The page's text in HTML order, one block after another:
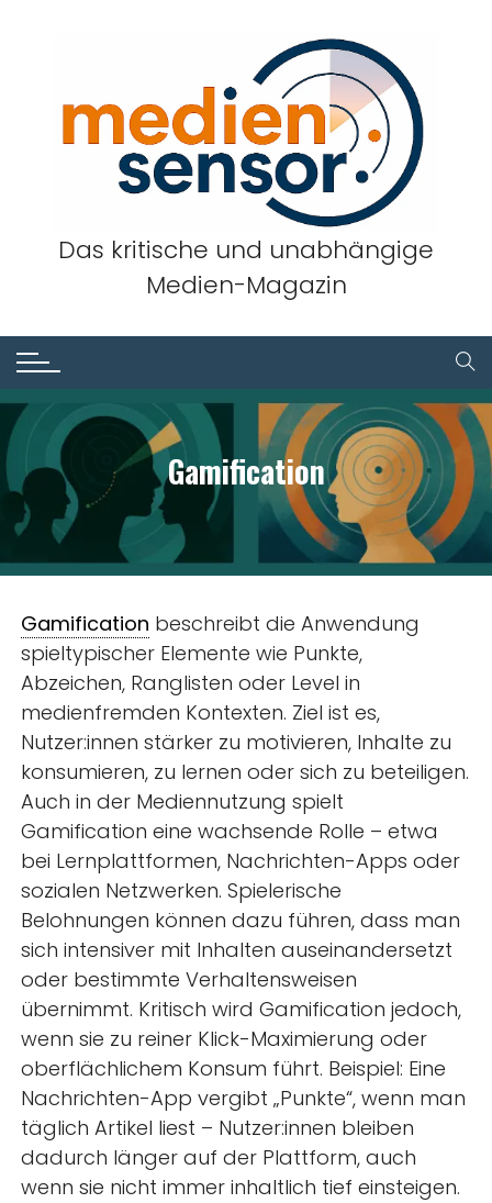
Das kritische und unabhängige
Medien-Magazin
Gamification
Gamification beschreibt die Anwendung
spieltypischer Elemente wie Punkte,
Abzeichen, Ranglisten oder Level in
medienfremden Kontexten. Ziel ist es,
Nutzer:innen stärker zu motivieren, Inhalte zu
konsumieren, zu lernen oder sich zu beteiligen.
Auch in der Mediennutzung spielt
Gamification eine wachsende Rolle – etwa
bei Lernplattformen, Nachrichten-Apps oder
sozialen Netzwerken. Spielerische
Belohnungen können dazu führen, dass man
sich intensiver mit Inhalten auseinandersetzt
oder bestimmte Verhaltensweisen
übernimmt. Kritisch wird Gamification jedoch,
wenn sie zu reiner Klick-Maximierung oder
oberflächlichem Konsum führt. Beispiel: Eine
Nachrichten-App vergibt „Punkte“, wenn man
täglich Artikel liest – Nutzer:innen bleiben
dadurch länger auf der Plattform, auch
wenn sie nicht immer inhaltlich tief einsteigen.